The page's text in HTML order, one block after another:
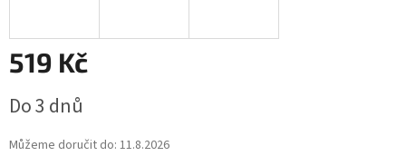
519 Kč
cena:
Do 3 dnů
Můžeme doručit do: 11.8.2026